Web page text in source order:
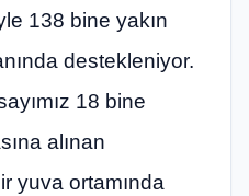
138 bine yakın
destekleniyor.
18 bine
alınan
yuva ortamında